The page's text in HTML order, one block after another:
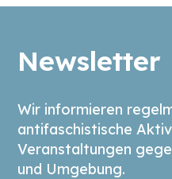
Newsletter
Wir informieren
antifaschistische
Veranstaltungen
und Umgebung.